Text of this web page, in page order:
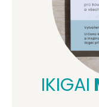
IKIGAI